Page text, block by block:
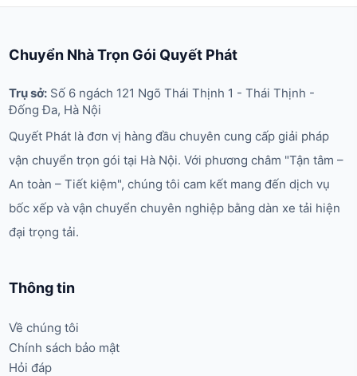
Chuyển Nhà Trọn Gói Quyết Phát
Trụ sở: Số 6 ngách 121 Ngõ Thái Thịnh 1 - Thái Thịnh -
Đống Đa, Hà Nội
Quyết Phát là đơn vị hàng đầu chuyên cung cấp giải pháp
vận chuyển trọn gói tại Hà Nội. Với phương châm "Tận tâm –
An toàn – Tiết kiệm", chúng tôi cam kết mang đến dịch vụ
bốc xếp và vận chuyển chuyên nghiệp bằng dàn xe tải hiện
đại trọng tải.
Thông tin
Về chúng tôi
Chính sách bảo mật
Hỏi đáp